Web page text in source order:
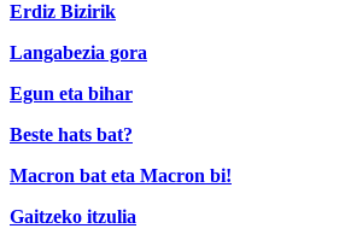
Erdiz Bizirik
Langabezia gora
Egun eta bihar
Beste hats bat?
Macron bat eta Macron bi!
Gaitzeko itzulia